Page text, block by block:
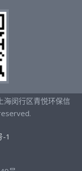
闵行区青悦环保信
-1